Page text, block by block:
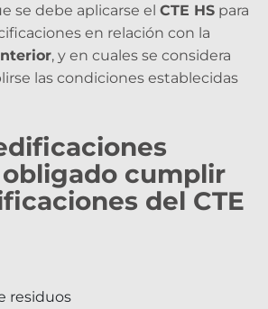
se debe aplicarse el CTE HS para
en relación con la
, y en cuales se considera
las condiciones establecidas
cumplir
del CTE
residuos